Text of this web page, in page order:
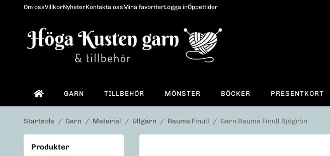
Om ossVillkorNyheterKontakta ossMina favoriterLogga inÖppettider
GARN TILLBEHÖR MÖNSTER BÖCKER PRESENTKORT
Startsida / Garn / Material / Ullgarn / Rauma Finull / Garn Rauma Finull Sjögrön
Produkter